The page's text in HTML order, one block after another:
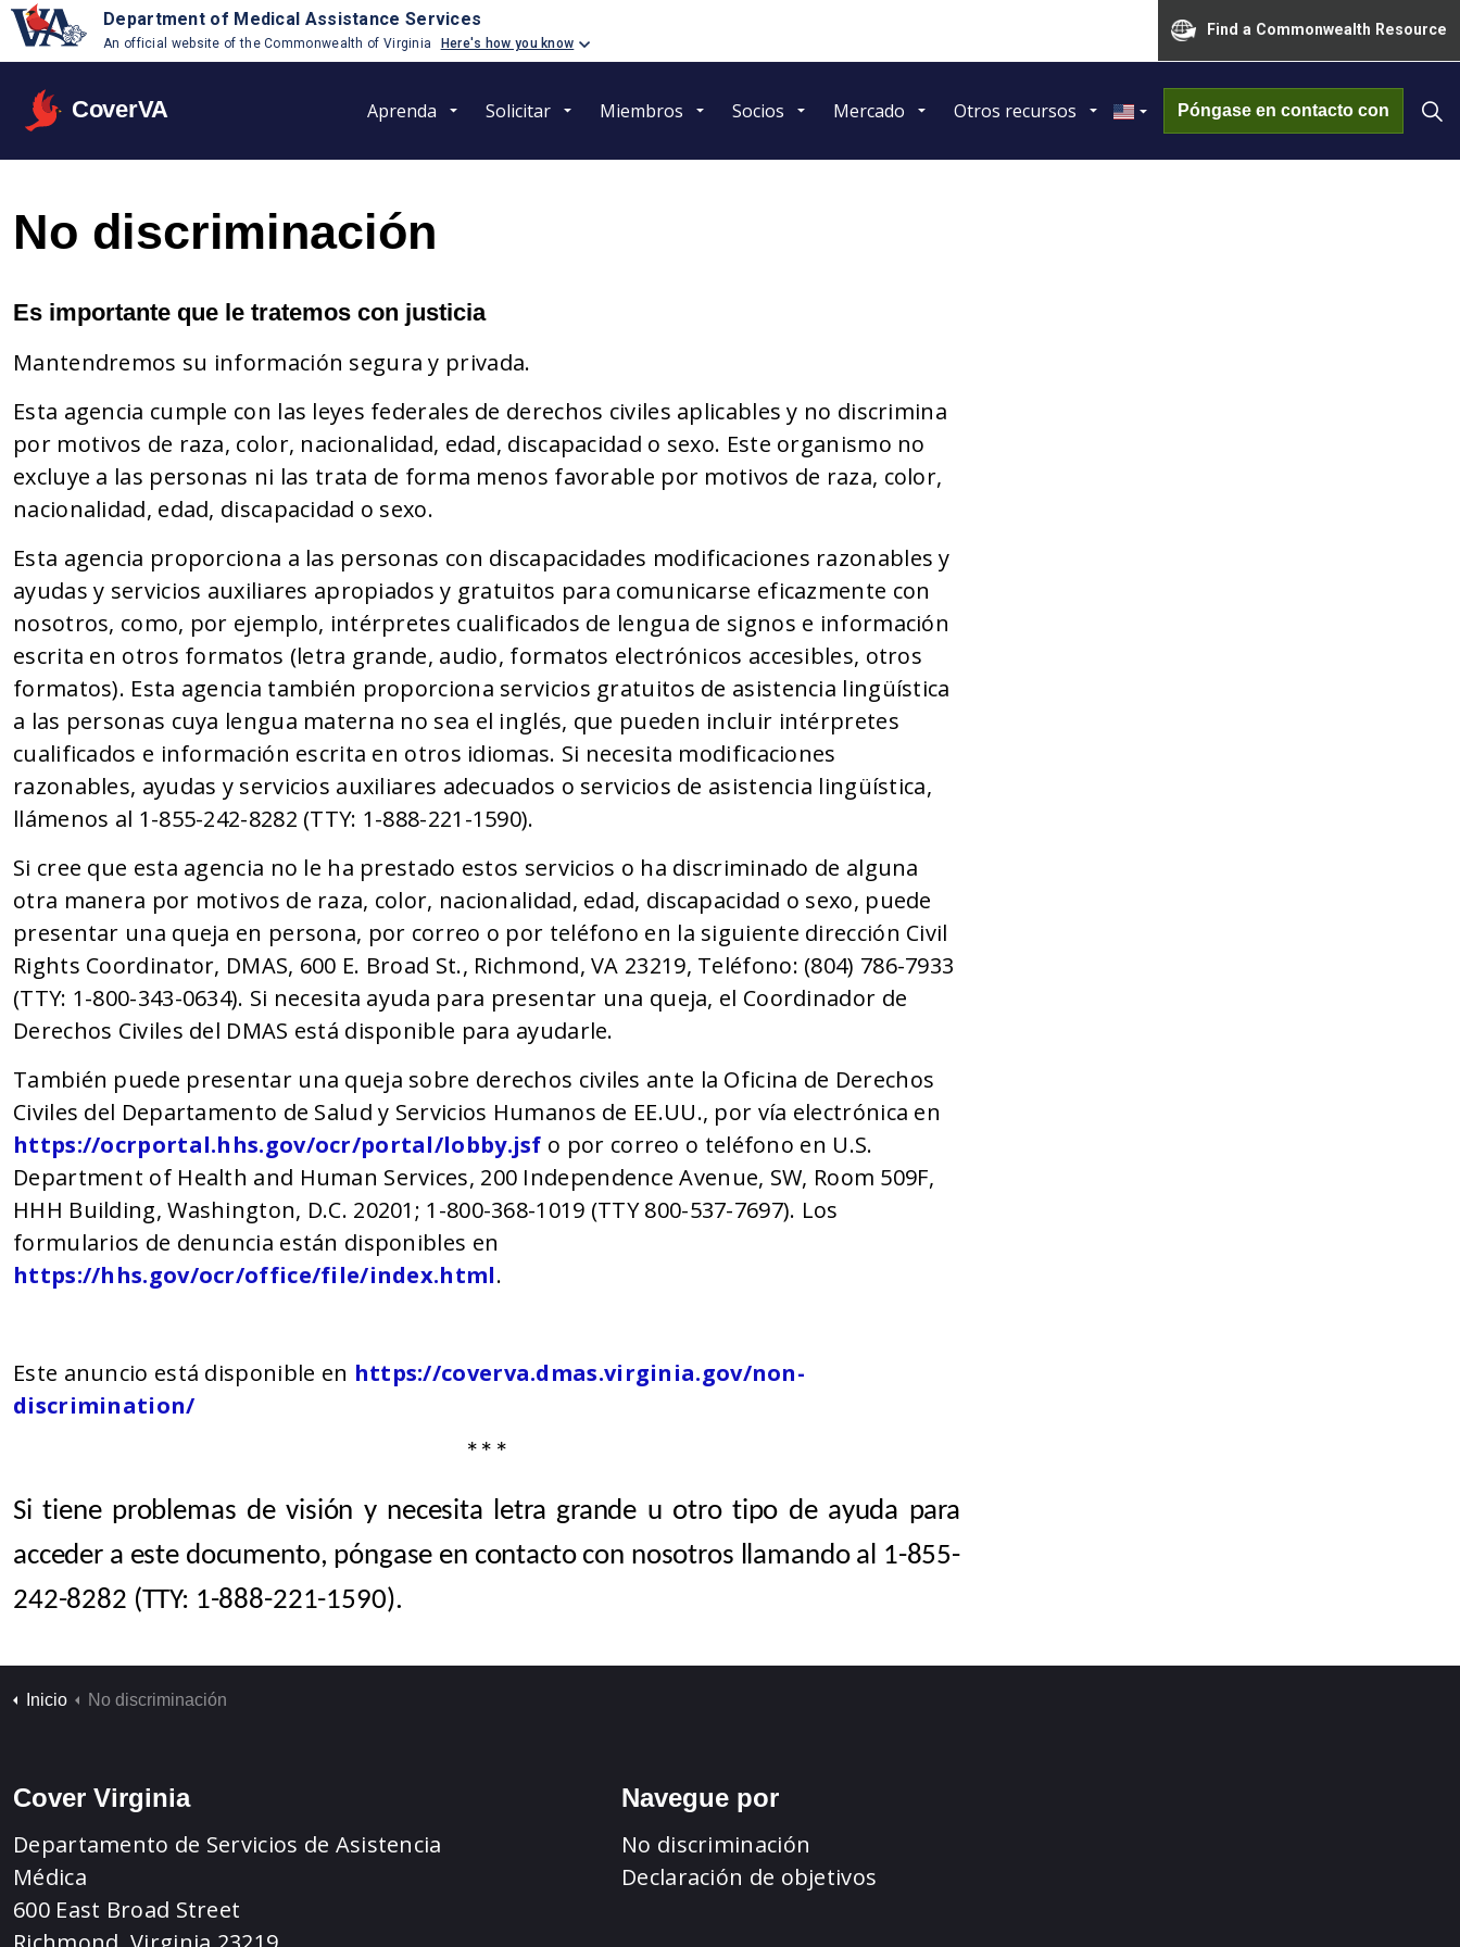
Department of Medical Assistance Services
An official website of the Commonwealth of Virginia Here's how you know
Find a Commonwealth Resource
CoverVA Aprenda Solicitar Miembros Socios Mercado Otros recursos Póngase en contacto con
No discriminación
Es importante que le tratemos con justicia
Mantendremos su información segura y privada.
Esta agencia cumple con las leyes federales de derechos civiles aplicables y no discrimina
por motivos de raza, color, nacionalidad, edad, discapacidad o sexo. Este organismo no
excluye a las personas ni las trata de forma menos favorable por motivos de raza, color,
nacionalidad, edad, discapacidad o sexo.
Esta agencia proporciona a las personas con discapacidades modificaciones razonables y
ayudas y servicios auxiliares apropiados y gratuitos para comunicarse eficazmente con
nosotros, como, por ejemplo, intérpretes cualificados de lengua de signos e información
escrita en otros formatos (letra grande, audio, formatos electrónicos accesibles, otros
formatos). Esta agencia también proporciona servicios gratuitos de asistencia lingüística
a las personas cuya lengua materna no sea el inglés, que pueden incluir intérpretes
cualificados e información escrita en otros idiomas. Si necesita modificaciones
razonables, ayudas y servicios auxiliares adecuados o servicios de asistencia lingüística,
llámenos al 1-855-242-8282 (TTY: 1-888-221-1590).
Si cree que esta agencia no le ha prestado estos servicios o ha discriminado de alguna
otra manera por motivos de raza, color, nacionalidad, edad, discapacidad o sexo, puede
presentar una queja en persona, por correo o por teléfono en la siguiente dirección Civil
Rights Coordinator, DMAS, 600 E. Broad St., Richmond, VA 23219, Teléfono: (804) 786-7933
(TTY: 1-800-343-0634). Si necesita ayuda para presentar una queja, el Coordinador de
Derechos Civiles del DMAS está disponible para ayudarle.
También puede presentar una queja sobre derechos civiles ante la Oficina de Derechos
Civiles del Departamento de Salud y Servicios Humanos de EE.UU., por vía electrónica en
https://ocrportal.hhs.gov/ocr/portal/lobby.jsf o por correo o teléfono en U.S.
Department of Health and Human Services, 200 Independence Avenue, SW, Room 509F,
HHH Building, Washington, D.C. 20201; 1-800-368-1019 (TTY 800-537-7697). Los
formularios de denuncia están disponibles en
https://hhs.gov/ocr/office/file/index.html.
Este anuncio está disponible en https://coverva.dmas.virginia.gov/non-
discrimination/
***
Si tiene problemas de visión y necesita letra grande u otro tipo de ayuda para
acceder a este documento, póngase en contacto con nosotros llamando al 1-855-
242-8282 (TTY: 1-888-221-1590).
Inicio No discriminación
Cover Virginia
Departamento de Servicios de Asistencia
Médica
600 East Broad Street
Navegue por
No discriminación
Declaración de objetivos